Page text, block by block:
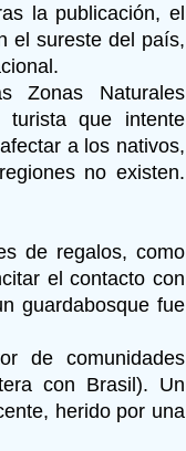
la publicación, el
el sureste del país,
Zonas Naturales
que intente
a los nativos,
no existen.
de regalos, como
el contacto con
guardabosque fue
de comunidades
con Brasil). Un
herido por una